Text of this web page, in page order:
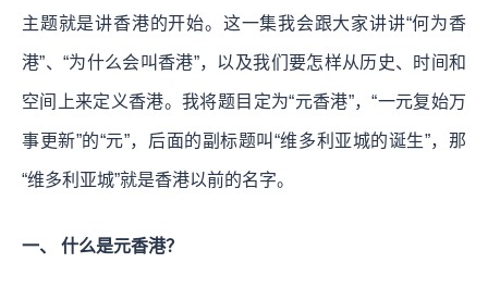
主题就是讲香港的开始。这一集我会跟大家讲讲“何为香
港”、“为什么会叫香港”，以及我们要怎样从历史、时间和
空间上来定义香港。我将题目定为“元香港”，“一元复始万
事更新”的“元”，后面的副标题叫“维多利亚城的诞生”，那
“维多利亚城”就是香港以前的名字。
一、 什么是元香港？